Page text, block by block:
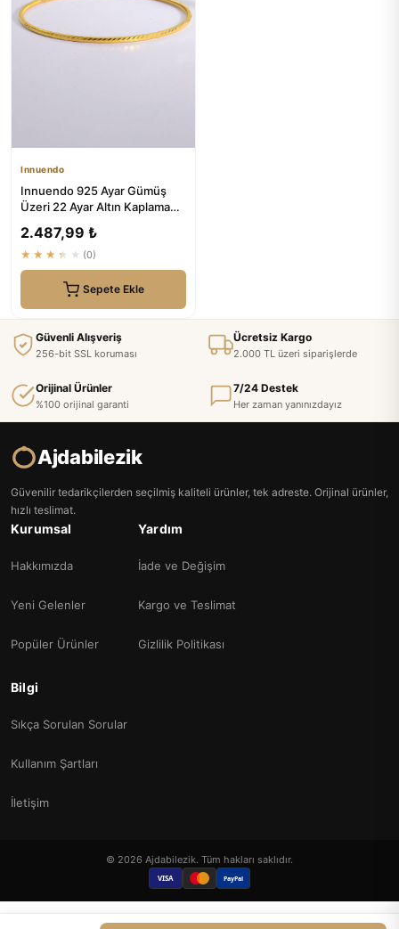
Innuendo
Innuendo 925 Ayar Gümüş
Üzeri 22 Ayar Altın Kaplama
2.487,99 ₺
★★★★★ (0)
Sepete Ekle
Güvenli Alışveriş
256-bit SSL koruması
Ücretsiz Kargo
2.000 TL üzeri siparişlerde
Orijinal Ürünler
%100 orijinal garanti
7/24 Destek
Her zaman yanınızdayız
Ajdabilezik
Güvenilir tedarikçilerden seçilmiş kaliteli ürünler, tek adreste. Orijinal ürünler,
hızlı teslimat.
Kurumsal
Hakkımızda
Yeni Gelenler
Popüler Ürünler
Yardım
İade ve Değişim
Kargo ve Teslimat
Gizlilik Politikası
Bilgi
Sıkça Sorulan Sorular
Kullanım Şartları
İletişim
© 2026 Ajdabilezik. Tüm hakları saklıdır.
VISA PayPal